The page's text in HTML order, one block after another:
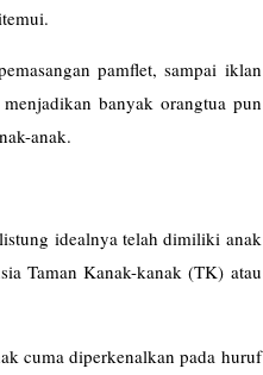
pamflet, sampai iklan
banyak orangtua pun
anak.
idealnya telah dimiliki anak
Taman Kanak-kanak (TK) atau
cuma diperkenalkan pada huruf